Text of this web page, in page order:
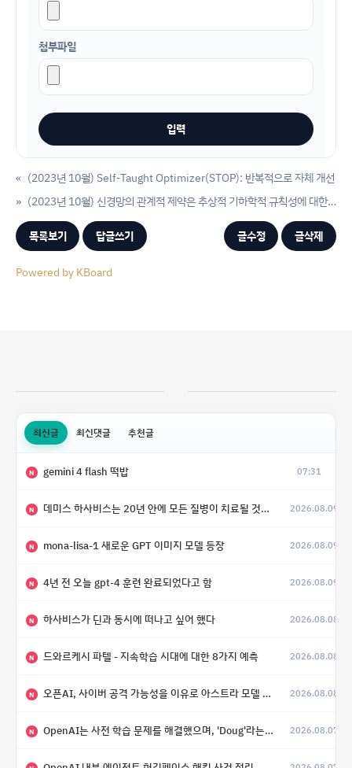
첨부파일
« (2023년 10월) Self-Taught Optimizer(STOP): 반복적으로 자체 개선
(2023년 10월) 신경망의 관계적 제약은 추상적 기하학적 규칙성에 대한 인간의 편견을 재현합니다.
»
목록보기 답글쓰기 글수정 글삭제
Powered by KBoard
최신글 최신댓글 추천글
N gemini 4 flash 떡밥 07:31
N 데미스 하사비스는 20년 안에 모든 질병이 치료될 것으로 예상한다. (4)
2026.08.09
N mona-lisa-1 새로운 GPT 이미지 모델 등장 2026.08.09
N 4년 전 오늘 gpt-4 훈련 완료되었다고 함 2026.08.09
N 하사비스가 딘과 동시에 떠나고 싶어 했다 2026.08.08
N 드와르케시 파텔 - 지속학습 시대에 대한 8가지 예측 2026.08.08
N 오픈AI, 사이버 공격 가능성을 이유로 아스트라 모델 출시 연기 2026.08.08
N OpenAI는 사전 학습 문제를 해결했으며, 'Doug'라는 코드명을 가진 훨씬 더 큰 모델을 활발히 개발 중 2026.08.07